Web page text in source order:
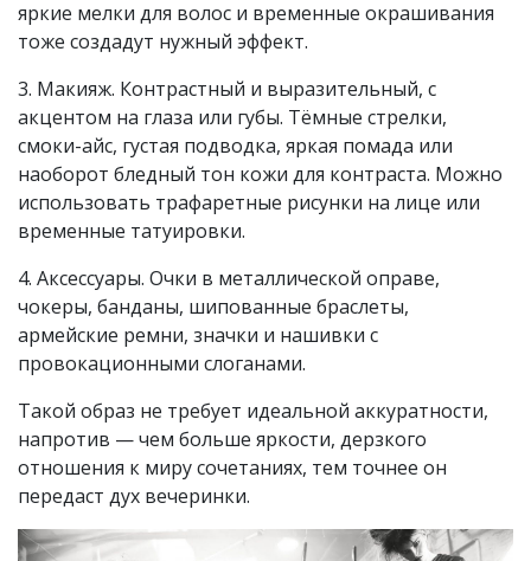
яркие мелки для волос и временные окрашивания
тоже создадут нужный эффект.
3. Макияж. Контрастный и выразительный, с
акцентом на глаза или губы. Тёмные стрелки,
смоки-айс, густая подводка, яркая помада или
наоборот бледный тон кожи для контраста. Можно
использовать трафаретные рисунки на лице или
временные татуировки.
4. Аксессуары. Очки в металлической оправе,
чокеры, банданы, шипованные браслеты,
армейские ремни, значки и нашивки с
провокационными слоганами.
Такой образ не требует идеальной аккуратности,
напротив — чем больше яркости, дерзкого
отношения к миру сочетаниях, тем точнее он
передаст дух вечеринки.